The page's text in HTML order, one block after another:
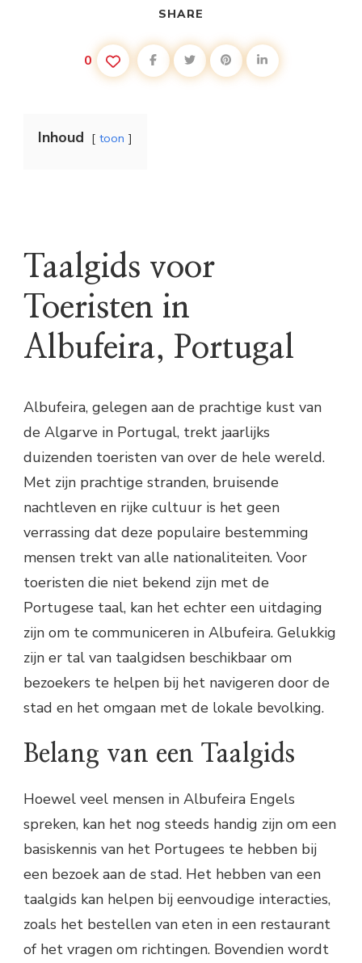
SHARE
0
Inhoud toon
Taalgids voor
Toeristen in
Albufeira, Portugal
Albufeira, gelegen aan de prachtige kust van
de Algarve in Portugal, trekt jaarlijks
duizenden toeristen van over de hele wereld.
Met zijn prachtige stranden, bruisende
nachtleven en rijke cultuur is het geen
verrassing dat deze populaire bestemming
mensen trekt van alle nationaliteiten. Voor
toeristen die niet bekend zijn met de
Portugese taal, kan het echter een uitdaging
zijn om te communiceren in Albufeira. Gelukkig
zijn er tal van taalgidsen beschikbaar om
bezoekers te helpen bij het navigeren door de
stad en het omgaan met de lokale bevolking.
Belang van een Taalgids
Hoewel veel mensen in Albufeira Engels
spreken, kan het nog steeds handig zijn om een
basiskennis van het Portugees te hebben bij
een bezoek aan de stad. Het hebben van een
taalgids kan helpen bij eenvoudige interacties,
zoals het bestellen van eten in een restaurant
of het vragen om richtingen. Bovendien wordt